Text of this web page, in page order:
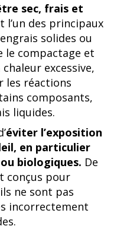
sec, frais et
l’un des principaux
solides ou
le compactage et
excessive,
les réactions
composants,
liquides.
éviter l’exposition
en particulier
biologiques. De
conçus pour
ne sont pas
incorrectement